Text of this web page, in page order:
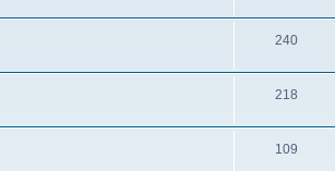
240
218
109